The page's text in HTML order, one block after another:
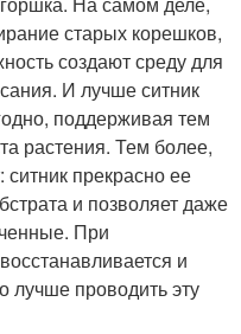
старых корешков,
создают среду для
И лучше ситник
поддерживая тем
растения. Тем более,
ситник прекрасно ее
и позволяет даже
При
и
лучше проводить эту